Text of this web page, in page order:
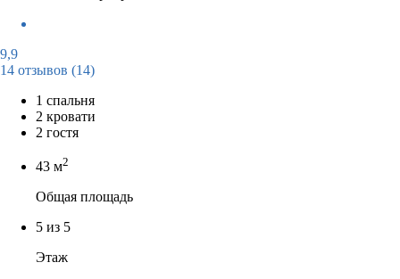
9,9
14 отзывов (14)
1 спальня
2 кровати
2 гостя
43 м2
Общая площадь
5 из 5
Этаж